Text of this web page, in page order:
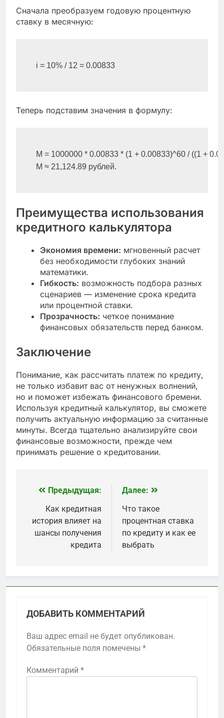
Сначала преобразуем годовую процентную
ставку в месячную:
Теперь подставим значения в формулу:
M = 1000000 * 0.00833 * (1 + 0.00833)^60 / ((1 +
Преимущества использования
кредитного калькулятора
Экономия времени: мгновенный расчет
без необходимости глубоких знаний
математики.
Гибкость: возможность подбора разных
сценариев — изменение срока кредита
или процентной ставки.
Прозрачность: четкое понимание
финансовых обязательств перед банком.
Заключение
Понимание, как рассчитать платеж по кредиту,
не только избавит вас от ненужных волнений,
но и поможет избежать финансового бремени.
Используя кредитный калькулятор, вы сможете
получить актуальную информацию за считанные
минуты. Всегда тщательно анализируйте свои
финансовые возможности, прежде чем
принимать решение о кредитовании.
Навигация
записям
Предыдущая:
Как кредитная
история влияет на
шансы получения
кредита
Далее:
Что такое
процентная ставка
по кредиту и как ее
выбрать
ДОБАВИТЬ КОММЕНТАРИЙ
Ваш адрес email не будет опубликован.
Обязательные поля помечены *
Комментарий *